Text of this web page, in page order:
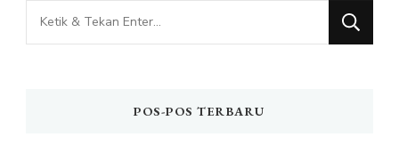
Mencari
Sesuatu?
POS-POS TERBARU